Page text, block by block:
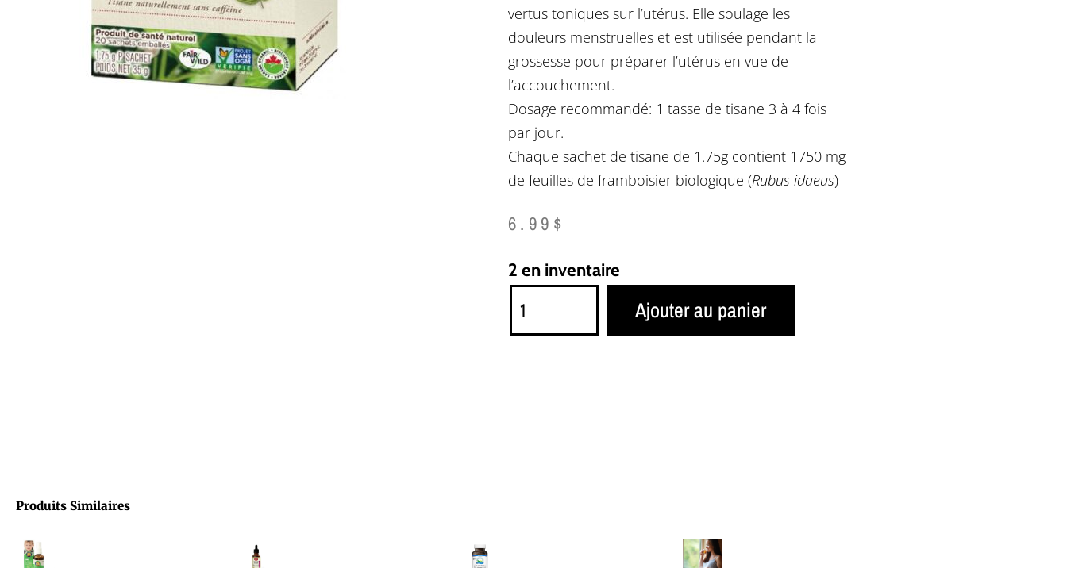
vertus toniques sur l’utérus. Elle soulage les
douleurs menstruelles et est utilisée pendant la
grossesse pour préparer l’utérus en vue de
l’accouchement.
Dosage recommandé: 1 tasse de tisane 3 à 4 fois
par jour.
Chaque sachet de tisane de 1.75g contient 1750 mg
de feuilles de framboisier biologique (Rubus idaeus)
6.99 $
2 en inventaire
Ajouter au panier
Produits Similaires